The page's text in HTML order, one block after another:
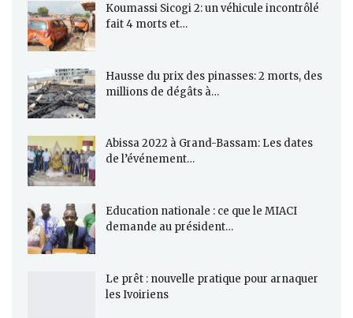
Koumassi Sicogi 2: un véhicule incontrôlé
fait 4 morts et…
Hausse du prix des pinasses: 2 morts, des
millions de dégâts à…
Abissa 2022 à Grand-Bassam: Les dates
de l’événement…
Education nationale : ce que le MIACI
demande au président…
Le prêt : nouvelle pratique pour arnaquer
les Ivoiriens